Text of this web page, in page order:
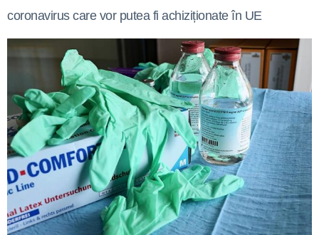
coronavirus care vor putea fi achiziționate în UE